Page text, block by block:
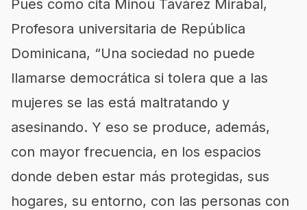
Pues como cita Minou Tavárez Mirabal,
Profesora universitaria de República
Dominicana, “Una sociedad no puede
llamarse democrática si tolera que a las
mujeres se las está maltratando y
asesinando. Y eso se produce, además,
con mayor frecuencia, en los espacios
donde deben estar más protegidas, sus
hogares, su entorno, con las personas con